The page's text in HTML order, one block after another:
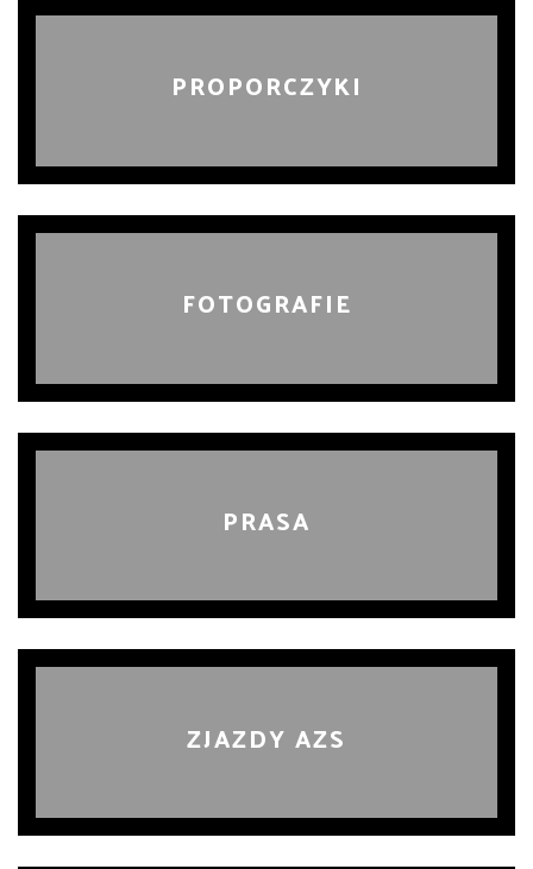
PROPORCZYKI
FOTOGRAFIE
PRASA
ZJAZDY AZS